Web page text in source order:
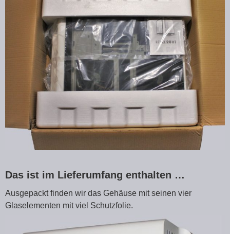
Das ist im Lieferumfang enthalten …
Ausgepackt finden wir das Gehäuse mit seinen vier
Glaselementen mit viel Schutzfolie.